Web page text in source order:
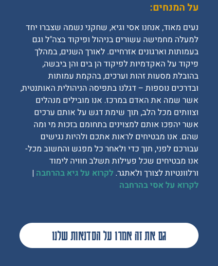
על המנחים:
נעים מאוד, אנחנו אסי וגיא, שחקני נשמה שצברו יחד
למעלה מחמישה עשורים בניהול ופיקוד בצה"ל וגם
בעמותות וארגונים אזרחיים. לאורך השנים, במהלך
פיקוד על האקדמיות לפיקוד הן בים והן ביבשה,
בהובלת מסעות זהות וערכים, בהקמת עמותות
ובדרכים נוספות – דגלנו בתפיסה הניהולית האותנטית,
אשר שמה את האדם במרכז. אנו מובילים מנהלים
וצוותים מכל הלב, תוך שימת דגש על אותם ערכים
אשר יהפכו אותם למצוינים בתחומם בזכות מי ומה
שהם. אנו מבטיחים לראות אתכם ולהיות נגישים
עבורכם לפני, תוך כדי ולאחר כל מפגש והחשוב מכל-
אנו מבטיחים שכל פעילות תשלב חוויה לימוד
ורלוונטיות לצורך ולאתגר. לקרוא על גיא בהרחבה |
לקרוא על אסי בהרחבה
גם את זה אמרו על הסדנאות שלנו